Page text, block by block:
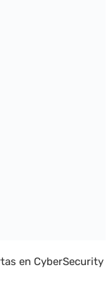
en CyberSecurity